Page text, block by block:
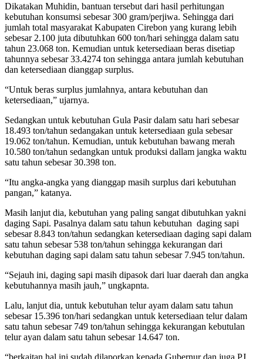
Dikatakan Muhidin, bantuan tersebut dari hasil perhitungan
kebutuhan konsumsi sebesar 300 gram/perjiwa. Sehingga dari
jumlah total masyarakat Kabupaten Cirebon yang kurang lebih
sebesar 2.100 juta dibutuhkan 600 ton/hari sehingga dalam satu
tahun 23.068 ton. Kemudian untuk ketersediaan beras disetiap
tahunnya sebesar 33.4274 ton sehingga antara jumlah kebutuhan
dan ketersediaan dianggap surplus.
“Untuk beras surplus jumlahnya, antara kebutuhan dan
ketersediaan,” ujarnya.
Sedangkan untuk kebutuhan Gula Pasir dalam satu hari sebesar
18.493 ton/tahun sedangakan untuk ketersediaan gula sebesar
19.062 ton/tahun. Kemudian, untuk kebutuhan bawang merah
10.580 ton/tahun sedangkan untuk produksi dallam jangka waktu
satu tahun sebesar 30.398 ton.
“Itu angka-angka yang dianggap masih surplus dari kebutuhan
pangan,” katanya.
Masih lanjut dia, kebutuhan yang paling sangat dibutuhkan yakni
daging Sapi. Pasalnya dalam satu tahun kebutuhan daging sapi
sebesar 8.843 ton/tahun sedangkan ketersediaan daging sapi dalam
satu tahun sebesar 538 ton/tahun sehingga kekurangan dari
kebutuhan daging sapi dalam satu tahun sebesar 7.945 ton/tahun.
“Sejauh ini, daging sapi masih dipasok dari luar daerah dan angka
kebutuhannya masih jauh,” ungkapnta.
Lalu, lanjut dia, untuk kebutuhan telur ayam dalam satu tahun
sebesar 15.396 ton/hari sedangkan untuk ketersediaan telur dalam
satu tahun sebesar 749 ton/tahun sehingga kekurangan kebutulan
telur ayan dalam satu tahun sebesar 14.647 ton.
“berkaitan hal ini sudah dilaporkan kepada Gubernur dan juga PJ